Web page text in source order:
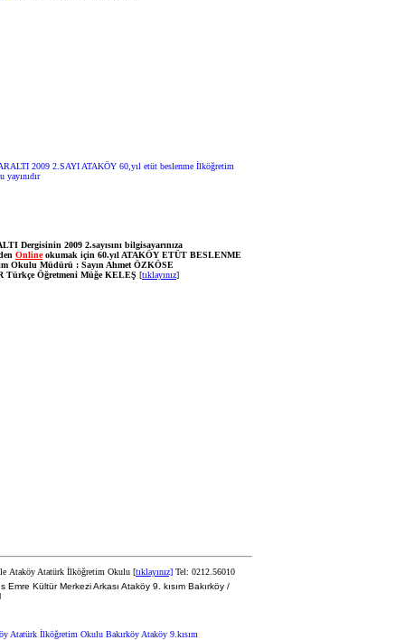
Dergisinin 2009 2.sayısını bilgisayarınıza
Onlineokumak için 60.yıl ATAKÖY ETÜT BESLENME
Okulu Müdürü : Sayın Ahmet ÖZKÖSE
Türkçe Öğretmeni Müğe KELEŞ [tıklayınız]
Ataköy Atatürk İlköğretim Okulu [tıklayınız] Tel: 0212.56010
Emre Kültür Merkezi Arkası Ataköy 9. kısım Bakırköy /